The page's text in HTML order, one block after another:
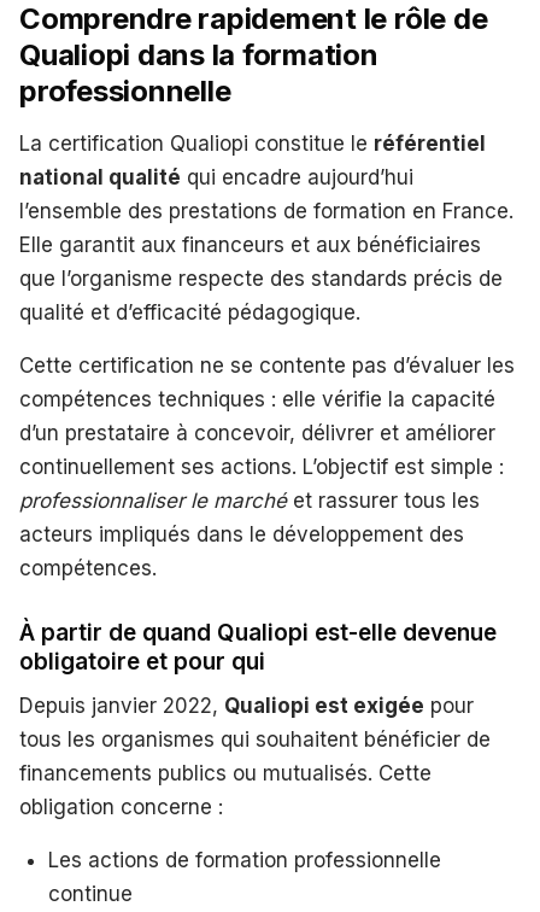
Comprendre rapidement le rôle de
Qualiopi dans la formation
professionnelle
La certification Qualiopi constitue le référentiel
national qualité qui encadre aujourd’hui
l’ensemble des prestations de formation en France.
Elle garantit aux financeurs et aux bénéficiaires
que l’organisme respecte des standards précis de
qualité et d’efficacité pédagogique.
Cette certification ne se contente pas d’évaluer les
compétences techniques : elle vérifie la capacité
d’un prestataire à concevoir, délivrer et améliorer
continuellement ses actions. L’objectif est simple :
professionnaliser le marchéet rassurer tous les
acteurs impliqués dans le développement des
compétences.
À partir de quand Qualiopi est-elle devenue
obligatoire et pour qui
Depuis janvier 2022, Qualiopi est exigée pour
tous les organismes qui souhaitent bénéficier de
financements publics ou mutualisés. Cette
obligation concerne :
Les actions de formation professionnelle
continue